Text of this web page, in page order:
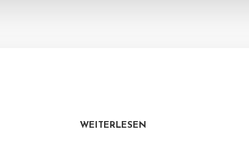
WEITERLESEN